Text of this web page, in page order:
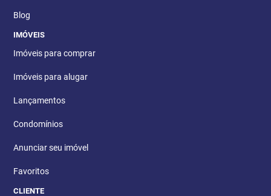
Blog
IMÓVEIS
Imóveis para comprar
Imóveis para alugar
Lançamentos
Condomínios
Anunciar seu imóvel
Favoritos
CLIENTE